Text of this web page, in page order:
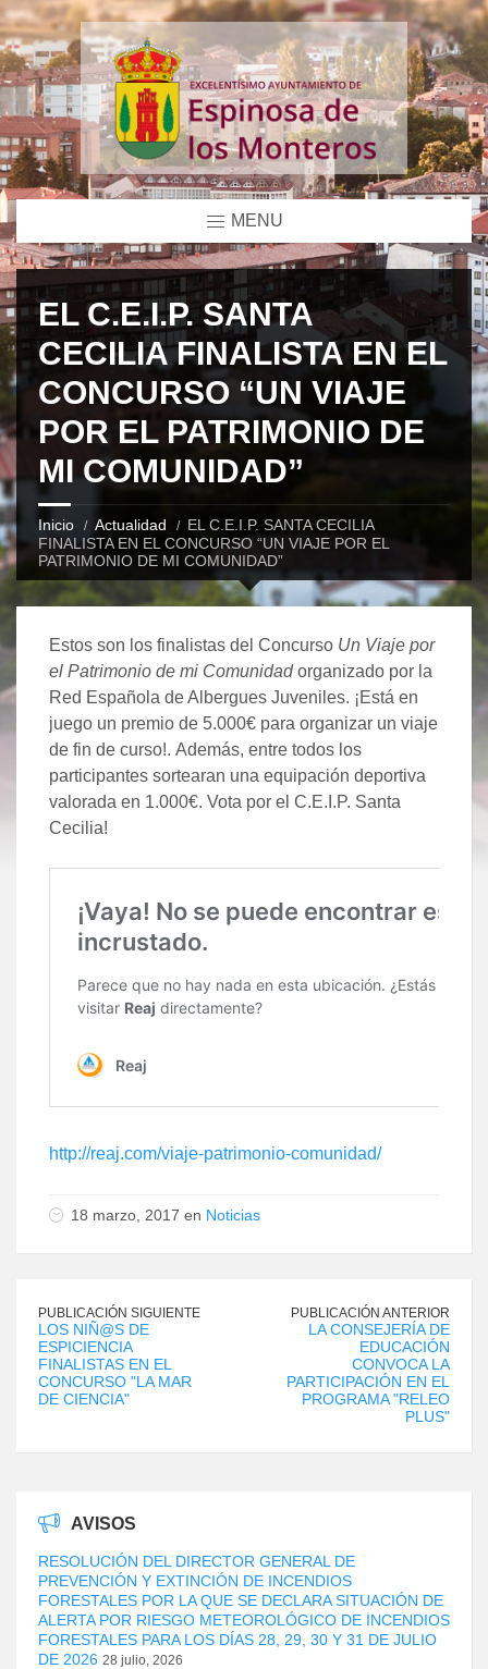
MENU
EL C.E.I.P. SANTA
CECILIA FINALISTA EN EL
CONCURSO “UN VIAJE
POR EL PATRIMONIO DE
MI COMUNIDAD”
Inicio Actualidad
EL C.E.I.P. SANTA CECILIA
FINALISTA EN EL CONCURSO “UN VIAJE POR EL
PATRIMONIO DE MI COMUNIDAD”
Estos son los finalistas del Concurso Un Viaje por
el Patrimonio de mi Comunidadorganizado por la
Red Española de Albergues Juveniles. ¡Está en
juego un premio de 5.000€ para organizar un viaje
de fin de curso!. Además, entre todos los
participantes sortearan una equipación deportiva
valorada en 1.000€. Vota por el C.E.I.P. Santa
Cecilia!
http://reaj.com/viaje-patrimonio-comunidad/
18 marzo, 2017 en Noticias
PUBLICACIÓN SIGUIENTE
LOS NIÑ@S DE
ESPICIENCIA
FINALISTAS EN EL
CONCURSO "LA MAR
DE CIENCIA"
PUBLICACIÓN ANTERIOR
LA CONSEJERÍA DE
EDUCACIÓN
CONVOCA LA
PARTICIPACIÓN EN EL
PROGRAMA "RELEO
PLUS"
AVISOS
RESOLUCIÓN DEL DIRECTOR GENERAL DE
PREVENCIÓN Y EXTINCIÓN DE INCENDIOS
FORESTALES POR LA QUE SE DECLARA SITUACIÓN DE
ALERTA POR RIESGO METEOROLÓGICO DE INCENDIOS
FORESTALES PARA LOS DÍAS 28, 29, 30 Y 31 DE JULIO
DE 2026 28 julio, 2026